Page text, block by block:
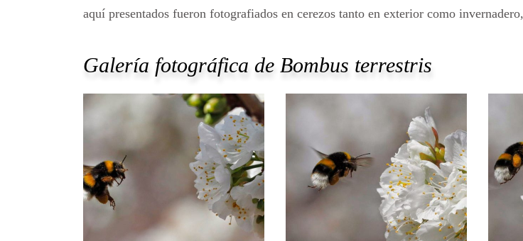
aquí presentados fueron fotografiados en cerezos tanto en exterior como invernadero,
Galería fotográfica de Bombus terrestris